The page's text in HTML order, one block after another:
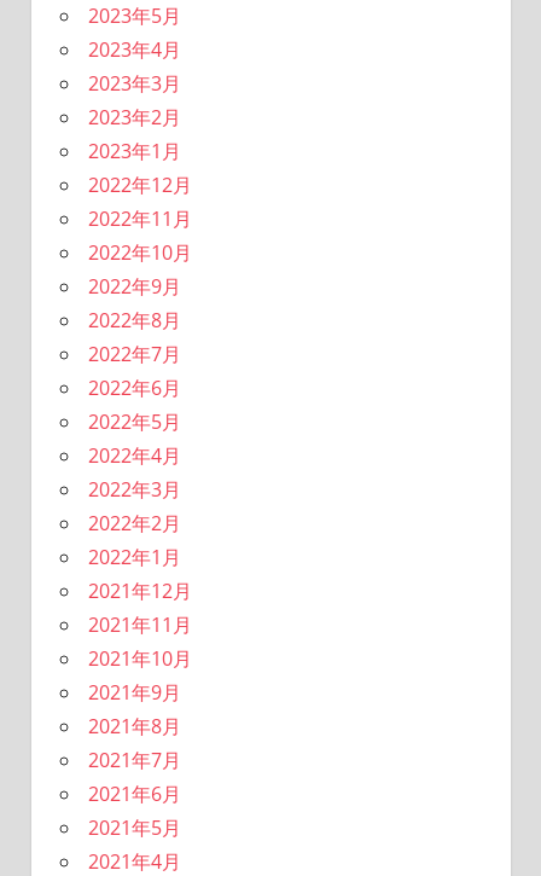
2023年5月
2023年4月
2023年3月
2023年2月
2023年1月
2022年12月
2022年11月
2022年10月
2022年9月
2022年8月
2022年7月
2022年6月
2022年5月
2022年4月
2022年3月
2022年2月
2022年1月
2021年12月
2021年11月
2021年10月
2021年9月
2021年8月
2021年7月
2021年6月
2021年5月
2021年4月